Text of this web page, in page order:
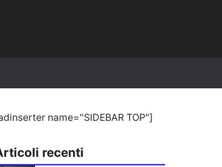
name="SIDEBAR TOP"]
recenti